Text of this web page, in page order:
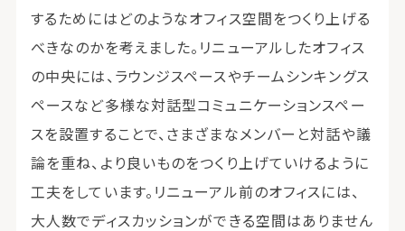
するためにはどのようなオフィス空間をつくり上げる
べきなのかを考えました。リニューアルしたオフィス
の中央には、ラウンジスペースやチームシンキングス
ペースなど多様な対話型コミュニケーションスペー
スを設置することで、さまざまなメンバーと対話や議
論を重ね、より良いものをつくり上げていけるように
工夫をしています。リニューアル前のオフィスには、
大人数でディスカッションができる空間はありません